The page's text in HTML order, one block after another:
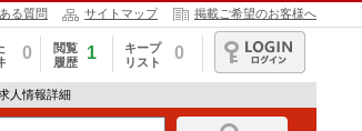
る質問 サイトマップ 掲載ご希望のお客様へ
0
閲覧
履歴
1
キープ
リスト
0
ログイン
人情報詳細